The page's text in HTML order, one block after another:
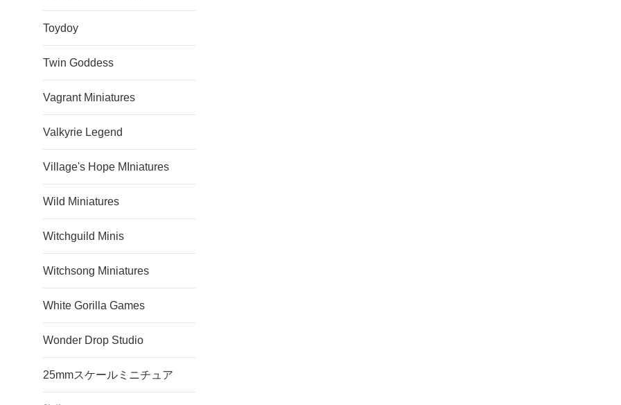
Toydoy
Twin Goddess
Vagrant Miniatures
Valkyrie Legend
Village's Hope MIniatures
Wild Miniatures
Witchguild Minis
Witchsong Miniatures
White Gorilla Games
Wonder Drop Studio
25mmスケールミニチュア